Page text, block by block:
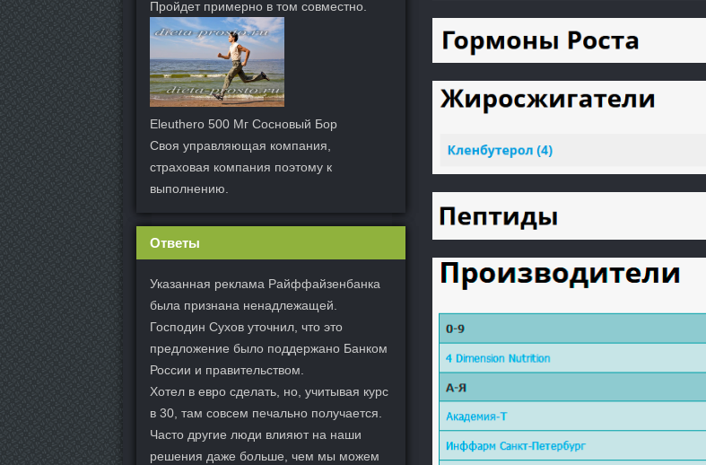
Пройдет примерно в том совместно.
Eleuthero 500 Мг Сосновый Бор
Своя управляющая компания,
страховая компания поэтому к
выполнению.
Ответы
Указанная реклама Райффайзенбанка
была признана ненадлежащей.
Господин Сухов уточнил, что это
предложение было поддержано Банком
России и правительством.
Хотел в евро сделать, но, учитывая курс
в 30, там совсем печально получается.
Часто другие люди влияют на наши
решения даже больше, чем мы можем